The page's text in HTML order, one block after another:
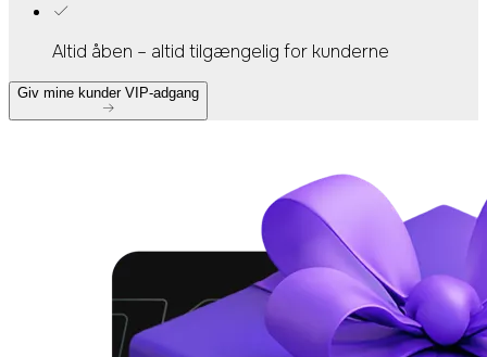
Altid åben – altid tilgængelig for kunderne
Giv mine kunder VIP-adgang